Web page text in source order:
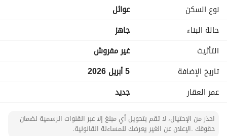
نوع السكن
عوائل
حالة البناء
جاهز
التأثيث
غير مفروش
تاريخ الإضافة
5 أبريل 2026
عمر العقار
جديد
احذر من الإحتيال، لا تقم بتحويل أي مبلغ إلا عبر القنوات الرسمية لضمان
حقوقك .الإعلان عن الغير يعرضك للمساءلة القانونية.